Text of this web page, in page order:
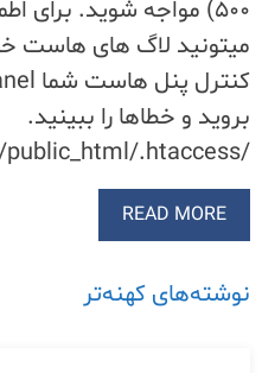
۵۰۰) مواجه شوید. برای
میتونید لاگ های هاست
بروید و خطاها را ببینید.
/home/username/public_html/.htaccess:…
READ MORE
راهبری
نوشته‌های کهنه‌تر